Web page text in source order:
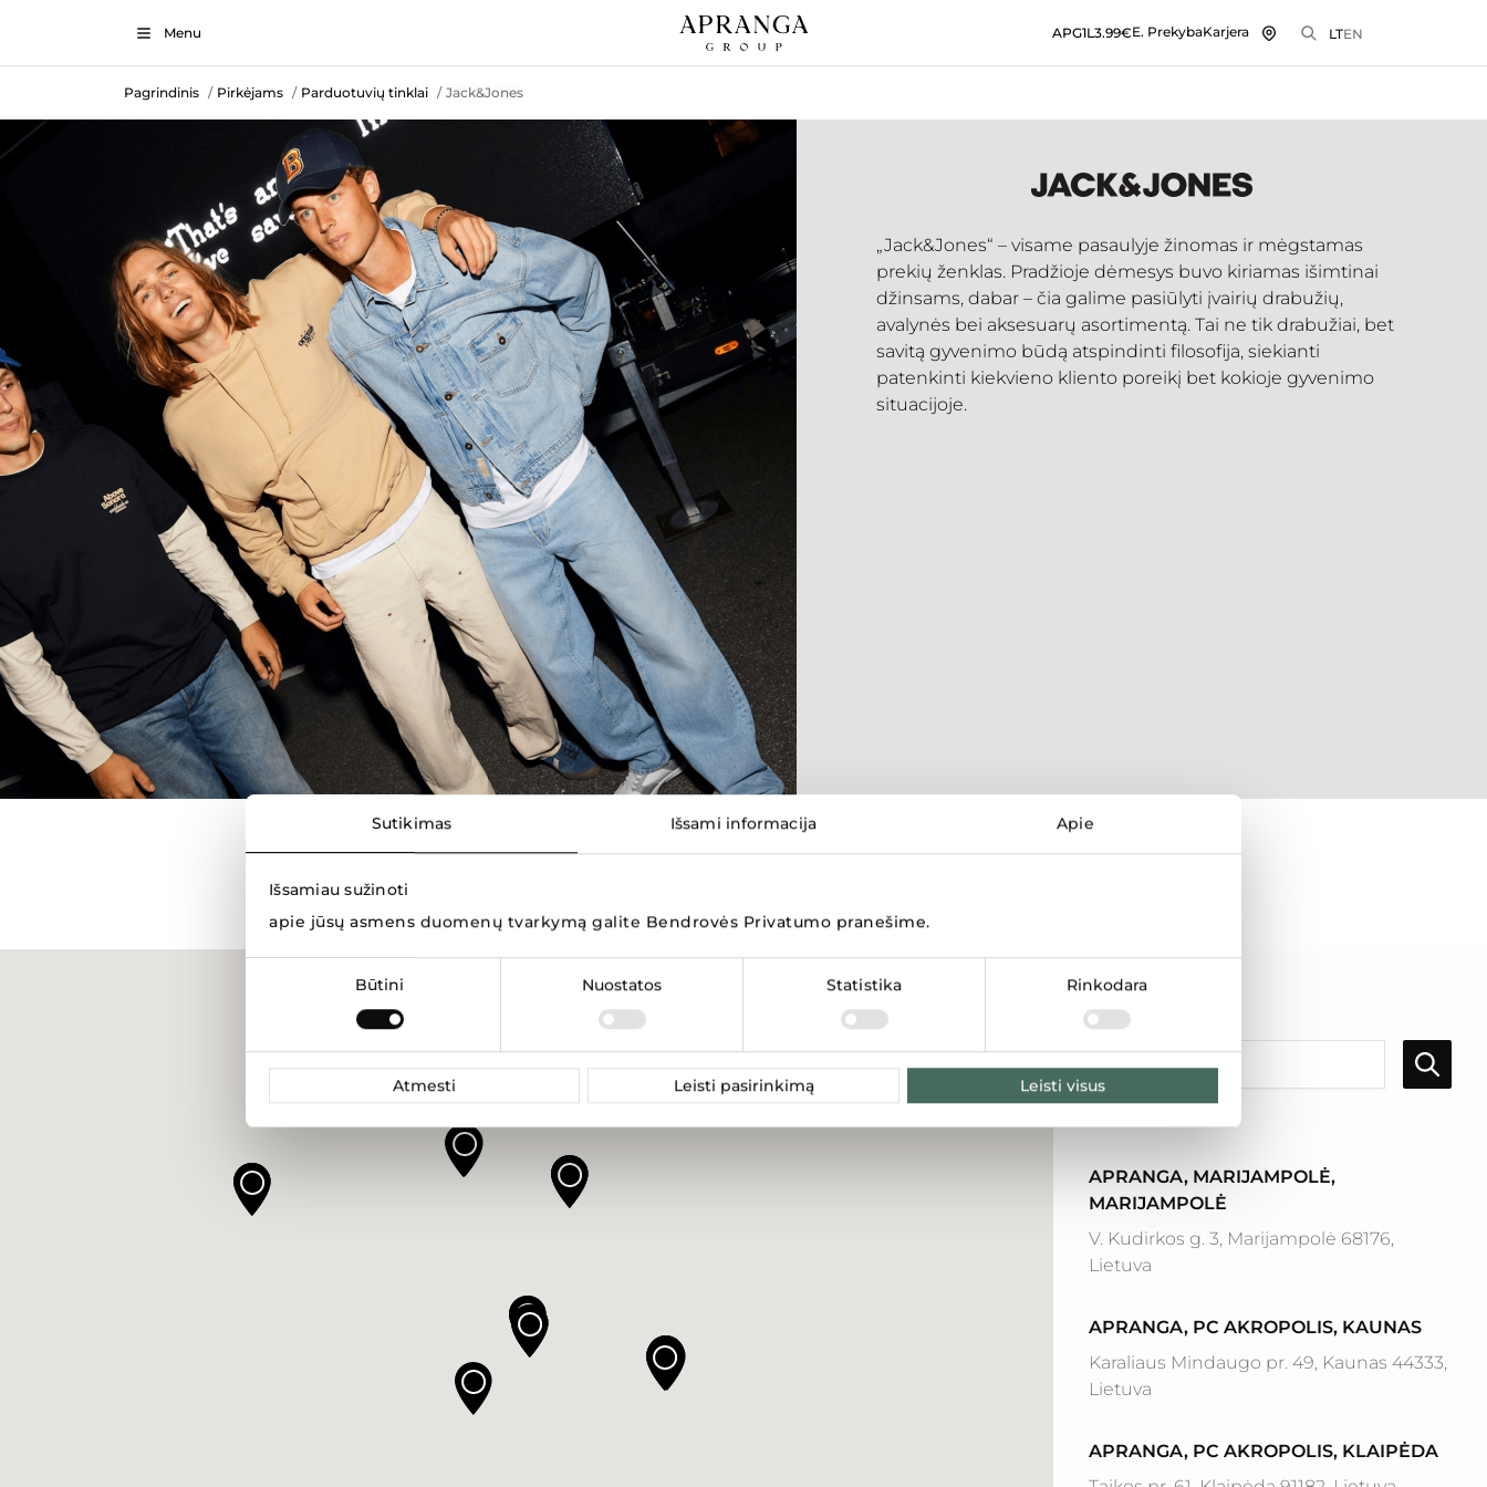
Sutikimas Išsami informacija Apie
Išsamiau sužinoti
apie jūsų asmens duomenų tvarkymą galite Bendrovės Privatumo pranešime.
Būtini Nuostatos Statistika Rinkodara
Atmesti Leisti pasirinkimą Leisti visus
Menu APG1L 3.99€E. PrekybaKarjera LTEN
Pagrindinis / Pirkėjams / Parduotuvių tinklai / Jack&Jones
„Jack&Jones“ – visame pasaulyje žinomas ir mėgstamas
prekių ženklas. Pradžioje dėmesys buvo kiriamas išimtinai
džinsams, dabar – čia galime pasiūlyti įvairių drabužių,
avalynės bei aksesuarų asortimentą. Tai ne tik drabužiai, bet
savitą gyvenimo būdą atspindinti filosofija, siekianti
patenkinti kiekvieno kliento poreikį bet kokioje gyvenimo
situacijoje.
APRANGA, MARIJAMPOLĖ,
MARIJAMPOLĖ
V. Kudirkos g. 3, Marijampolė 68176,
Lietuva
APRANGA, PC AKROPOLIS, KAUNAS
Karaliaus Mindaugo pr. 49, Kaunas 44333,
Lietuva
APRANGA, PC AKROPOLIS, KLAIPĖDA